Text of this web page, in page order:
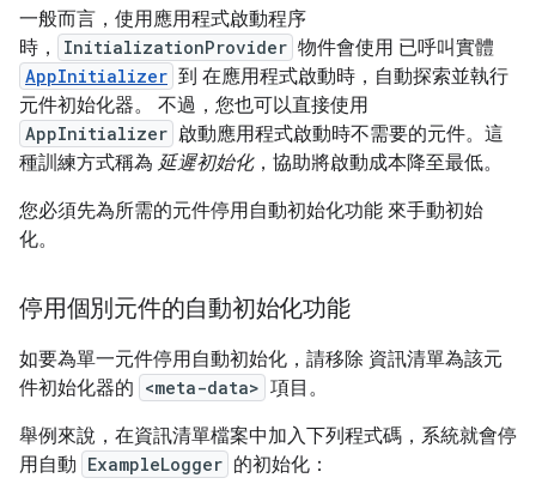
一般而言，使用應用程式啟動程序
時，
InitializationProvider 物件會使用 已呼叫實體
AppInitializer 到 在應用程式啟動時，自動探索並執行
元件初始化器。 不過，您也可以直接使用
AppInitializer 啟動應用程式啟動時不需要的元件。這
種訓練方式稱為延遲初始化，協助將啟動成本降至最低。
您必須先為所需的元件停用自動初始化功能 來手動初始
化。
停用個別元件的自動初始化功能
如要為單一元件停用自動初始化，請移除 資訊清單為該元
件初始化器的 <meta-data> 項目。
舉例來說，在資訊清單檔案中加入下列程式碼，系統就會停
用自動 ExampleLogger 的初始化：